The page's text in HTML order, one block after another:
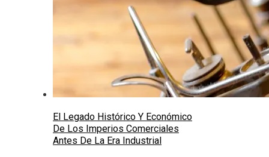
El Legado Histórico Y Económico
De Los Imperios Comerciales
Antes De La Era Industrial